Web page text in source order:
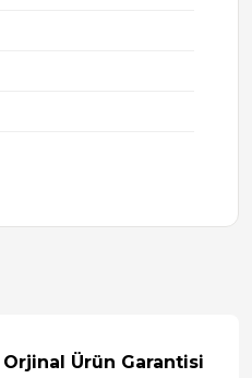
Orjinal Ürün Garantisi